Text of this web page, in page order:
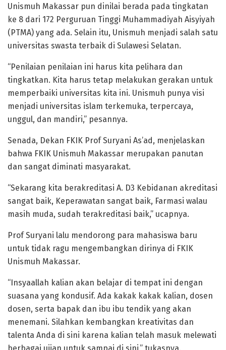
Unismuh Makassar pun dinilai berada pada tingkatan
ke 8 dari 172 Perguruan Tinggi Muhammadiyah Aisyiyah
(PTMA) yang ada. Selain itu, Unismuh menjadi salah satu
universitas swasta terbaik di Sulawesi Selatan.
“Penilaian penilaian ini harus kita pelihara dan
tingkatkan. Kita harus tetap melakukan gerakan untuk
memperbaiki universitas kita ini. Unismuh punya visi
menjadi universitas islam terkemuka, terpercaya,
unggul, dan mandiri,” pesannya.
Senada, Dekan FKIK Prof Suryani As’ad, menjelaskan
bahwa FKIK Unismuh Makassar merupakan panutan
dan sangat diminati masyarakat.
“Sekarang kita berakreditasi A. D3 Kebidanan akreditasi
sangat baik, Keperawatan sangat baik, Farmasi walau
masih muda, sudah terakreditasi baik,” ucapnya.
Prof Suryani lalu mendorong para mahasiswa baru
untuk tidak ragu mengembangkan dirinya di FKIK
Unismuh Makassar.
“Insyaallah kalian akan belajar di tempat ini dengan
suasana yang kondusif. Ada kakak kakak kalian, dosen
dosen, serta bapak dan ibu ibu tendik yang akan
menemani. Silahkan kembangkan kreativitas dan
talenta Anda di sini karena kalian telah masuk melewati